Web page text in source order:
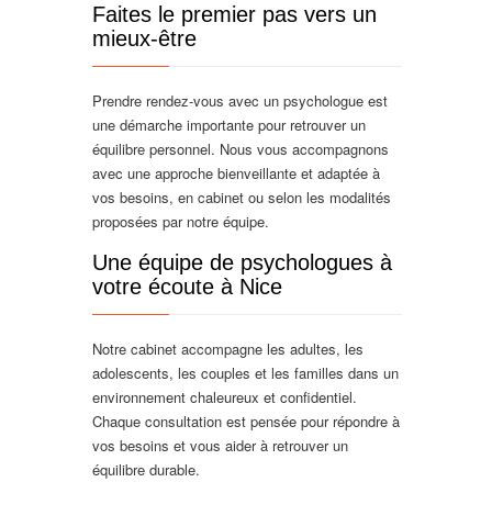
Faites le premier pas vers un
mieux-être
Prendre rendez-vous avec un psychologue est
une démarche importante pour retrouver un
équilibre personnel. Nous vous accompagnons
avec une approche bienveillante et adaptée à
vos besoins, en cabinet ou selon les modalités
proposées par notre équipe.
Une équipe de psychologues à
votre écoute à Nice
Notre cabinet accompagne les adultes, les
adolescents, les couples et les familles dans un
environnement chaleureux et confidentiel.
Chaque consultation est pensée pour répondre à
vos besoins et vous aider à retrouver un
équilibre durable.